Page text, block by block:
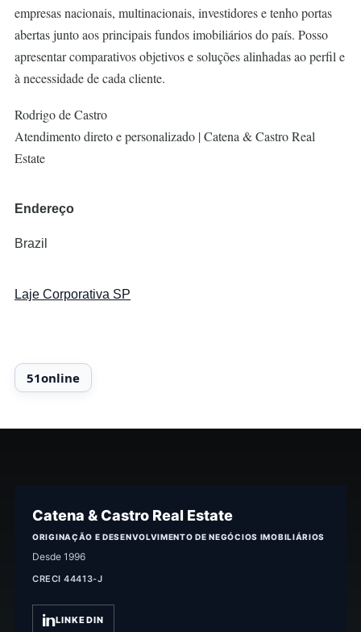
empresas nacionais, multinacionais, investidores e tenho portas
abertas junto aos principais fundos imobiliários do país. Posso
apresentar comparativos objetivos e soluções alinhadas ao perfil e
à necessidade de cada cliente.
Rodrigo de Castro
Atendimento direto e personalizado | Catena & Castro Real
Estate
Endereço
Brazil
Laje Corporativa SP
Catena & Castro Real Estate
ORIGINAÇÃO E DESENVOLVIMENTO DE NEGÓCIOS IMOBILIÁRIOS
Desde 1996
CRECI 44413-J
LINKEDIN